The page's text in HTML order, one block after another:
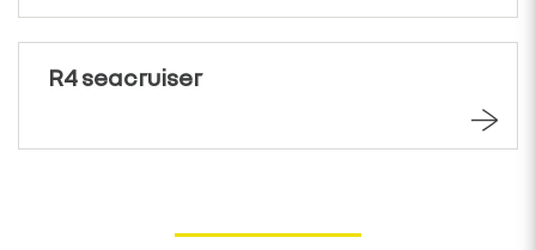
R4 seacruiser